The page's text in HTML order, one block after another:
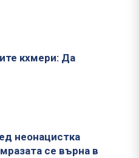
кхмери: Да
неонацистка
се върна в